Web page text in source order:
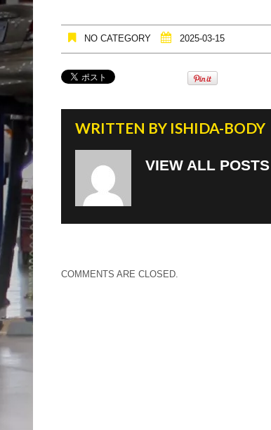
NO CATEGORY 2025-03-15
WRITTEN BY ISHIDA-BODY
VIEW ALL
COMMENTS ARE CLOSED.